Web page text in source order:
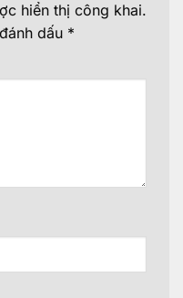
hiển thị công khai.
dấu *